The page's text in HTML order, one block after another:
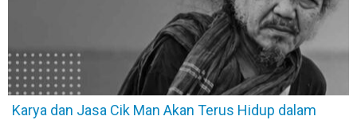
Karya dan Jasa Cik Man Akan Terus Hidup dalam